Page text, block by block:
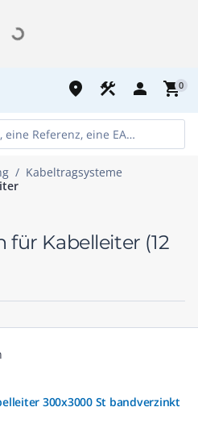
place construction person shopping_cart0
Kabeltragsysteme
für Kabelleiter (12
300x3000 St bandverzinkt